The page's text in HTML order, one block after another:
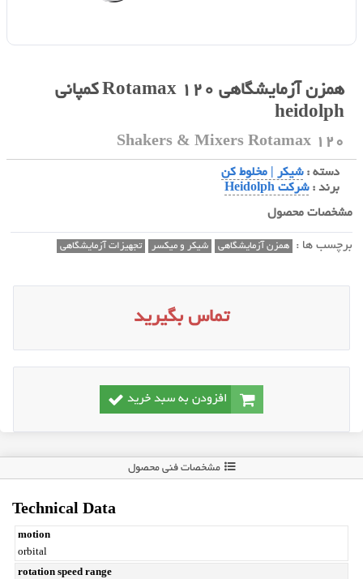
همزن آزمایشگاهی Rotamax 120 کمپانی
heidolph
Shakers & Mixers Rotamax 120
دسته :شیکر | مخلوط کن
برند :شرکت Heidolph
مشخصات محصول
برچسب ها : همزن آزمایشگاهی شیکر و میکسر تجهیزات آزمایشگاهی
تماس بگیرید
افزودن به سبد خرید
مشخصات فنی محصول
Technical Data
motion
orbital
rotation speed range